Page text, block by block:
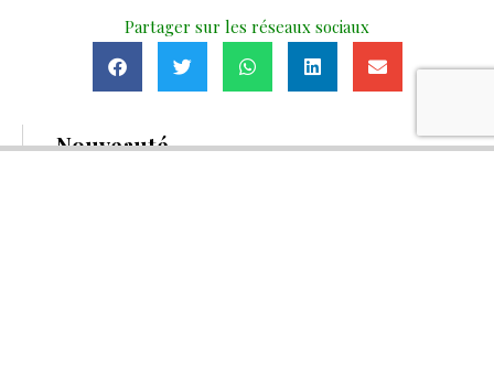
Partager sur les réseaux sociaux
Nouveauté